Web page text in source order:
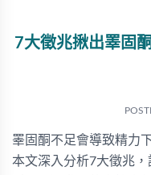
7大徵兆揪出睪固
睪固酮不足會導致精力
本文深入分析7大徵兆